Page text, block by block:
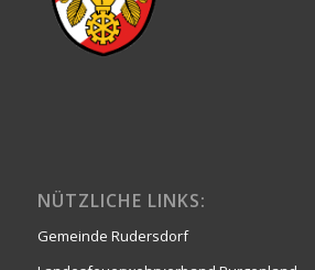
NÜTZLICHE LINKS:
Gemeinde Rudersdorf